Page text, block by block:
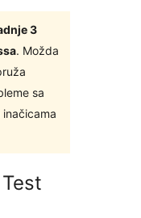
3
. Možda
sa